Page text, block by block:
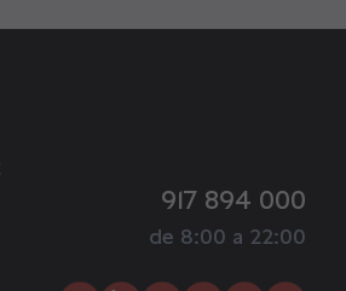
917 894 000
de 8:00 a 22:00